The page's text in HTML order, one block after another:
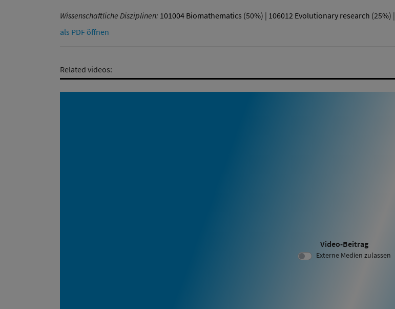
Wissenschaftliche Disziplinen: 101004 Biomathematics (50%) | 106012 Evolutionary research (25%) |
als PDF öffnen
Related videos:
Video-Beitrag
Video ID 1611:
Externe Medien zulassen